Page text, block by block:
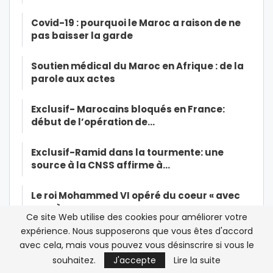
Covid-19 : pourquoi le Maroc a raison de ne
pas baisser la garde
Soutien médical du Maroc en Afrique : de la
parole aux actes
Exclusif- Marocains bloqués en France:
début de l’opération de…
Exclusif-Ramid dans la tourmente: une
source à la CNSS affirme à…
Le roi Mohammed VI opéré du coeur « avec
succès »
Covid-19: le roi Mohammed VI ordonne
l’envoi d’une aide à 15…
Ce site Web utilise des cookies pour améliorer votre
expérience. Nous supposerons que vous êtes d'accord
avec cela, mais vous pouvez vous désinscrire si vous le
souhaitez.
J'accepte Lire la suite